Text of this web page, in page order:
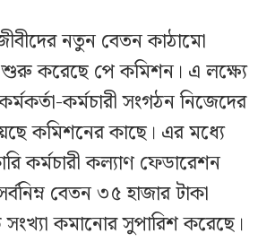
নতুন বেতন কাঠামো
করেছে পে কমিশন। এ লক্ষ্যে
কর্মচারী সংগঠন নিজেদের
কমিশনের কাছে। এর মধ্যে
কর্মচারী কল্যাণ ফেডারেশন
বেতন ৩৫ হাজার টাকা
সংখ্যা কমানোর সুপারিশ করেছে।